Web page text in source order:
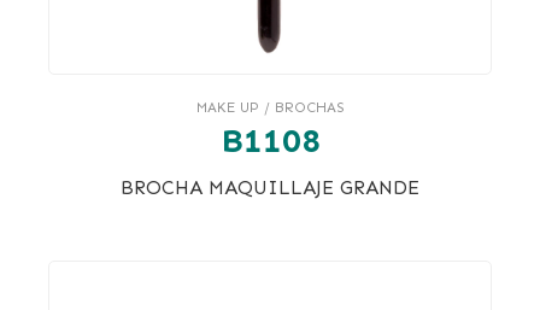
MAKE UP / BROCHAS
B1108
BROCHA MAQUILLAJE GRANDE